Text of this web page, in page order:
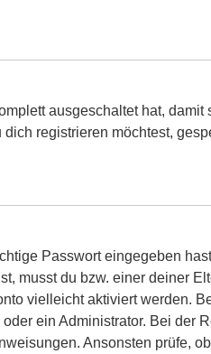
ausgeschaltet hat,
registrieren möchtest,
Passwort eingegeben
musst du bzw. einer deiner
vielleicht aktiviert werden.
ein Administrator. Bei der
Ansonsten prüfe,